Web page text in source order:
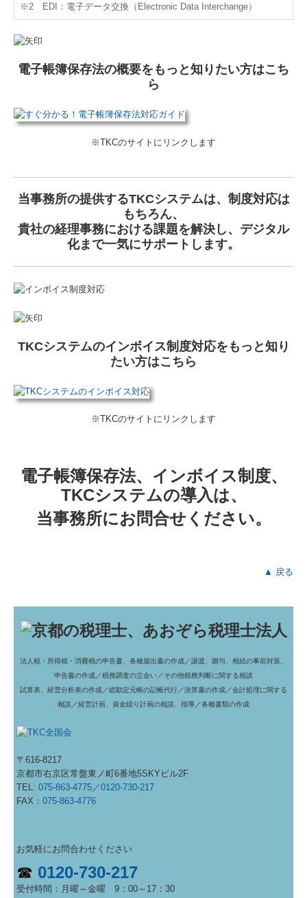
※2 EDI：電子データ交換（Electronic Data Interchange）
電子帳簿保存法の概要をもっと知りたい方はこち
ら
※TKCのサイトにリンクします
当事務所の提供するTKCシステムは、制度対応は
もちろん、
貴社の経理事務における課題を解決し、デジタル
化まで一気にサポートします。
TKCシステムのインボイス制度対応をもっと知り
たい方はこちら
※TKCのサイトにリンクします
電子帳簿保存法、インボイス制度、
TKCシステムの導入は、
当事務所にお問合せください。
▲ 戻る
法人税・所得税・消費税の申告書、各種届出書の作成／譲渡、贈与、相続の事前対策、
申告書の作成／税務調査の立会い／その他税務判断に関する相談
試算表、経営分析表の作成／総勘定元帳の記帳代行／決算書の作成／会計処理に関する
相談／経営計画、資金繰り計画の相談、指導／各種書類の作成
〒616-8217
京都市右京区常盤東ノ町6番地5SKYビル2F
TEL:075-863-4775／0120-730-217
FAX：075-863-4776
お気軽にお問合わせください
☎ 0120-730-217
受付時間： 月曜～金曜 9：00～17：30